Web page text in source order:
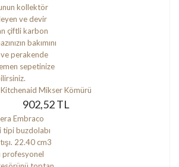
Kitchenaid Mikser Kömürü
902,52 TL